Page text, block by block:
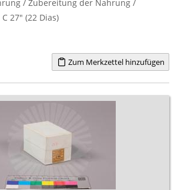
/ Zubereitung der Nahrung /
27" (22 Dias)
Zum Merkzettel hinzufügen